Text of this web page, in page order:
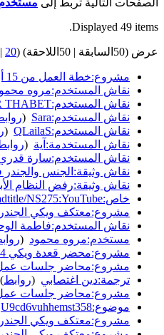
الصفحات التالية تربط إلى
Displayed 49 items.
عرض (50السابقة | 50اللاحقة) ( 20
|
مشروع:خطة العمل من 15 أبريل إلى 1 سبتمبر 2016
نقاش المستخدم:مروه
نقاش المستخدم:PETER THABET
نقاش المستخدم:Sara
(
نقاش المستخدم:QLailaS
(
نقاش المستخدمة:آية (
نقاش المستخدم:سارة
نقاش وثيقة:الجنس
نقاش وثيقة:رفض النظام
خاص:Badtitle/NS275:YouTube
مشروع:معتكف ويكي الجندر
نقاش المستخدم:فاطمة
مستخدم:مروه محمود (
مشروع:محضر قعدة ويكي 24-12-2017
مشروع:محاضر جلسات عمل
ترجمة:دين اغتصابي (روابط)
مشروع:محاضر جلسات عمل
موضوع:U9cd6vuhhemst358
مشروع:معتكف ويكي الجندر